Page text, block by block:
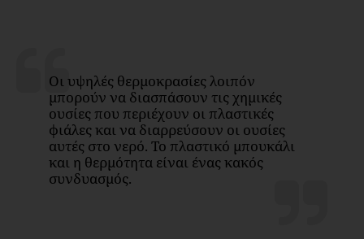
Οι υψηλές θερμοκρασίες λοιπόν
μπορούν να διασπάσουν τις χημικές
ουσίες που περιέχουν οι πλαστικές
φιάλες και να διαρρεύσουν οι ουσίες
αυτές στο νερό. Το πλαστικό μπουκάλι
και η θερμότητα είναι ένας κακός
συνδυασμός.